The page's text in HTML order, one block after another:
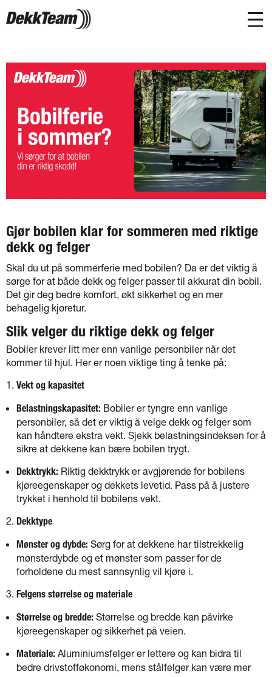
Gjør bobilen klar for sommeren med riktige
dekk og felger
Skal du ut på sommerferie med bobilen? Da er det viktig å
sørge for at både dekk og felger passer til akkurat din bobil.
Det gir deg bedre komfort, økt sikkerhet og en mer
behagelig kjøretur.
Slik velger du riktige dekk og felger
Bobiler krever litt mer enn vanlige personbiler når det
kommer til hjul. Her er noen viktige ting å tenke på:
Vekt og kapasitet
Belastningskapasitet: Bobiler er tyngre enn vanlige
personbiler, så det er viktig å velge dekk og felger som
kan håndtere ekstra vekt. Sjekk belastningsindeksen for å
sikre at dekkene kan bære bobilen trygt.
Dekktrykk: Riktig dekktrykk er avgjørende for bobilens
kjøreegenskaper og dekkets levetid. Pass på å justere
trykket i henhold til bobilens vekt.
Dekktype
Mønster og dybde: Sørg for at dekkene har tilstrekkelig
mønsterdybde og et mønster som passer for de
forholdene du mest sannsynlig vil kjøre i.
Felgens størrelse og materiale
Størrelse og bredde: Størrelse og bredde kan påvirke
kjøreegenskaper og sikkerhet på veien.
Materiale: Aluminiumsfelger er lettere og kan bidra til
bedre drivstofføkonomi, mens stålfelger kan være mer